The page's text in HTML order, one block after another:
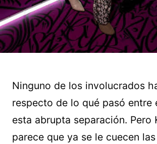
Ninguno de los involucrados
respecto de lo qué pasó entre
esta abrupta separación. Pero
parece que ya se le cuecen